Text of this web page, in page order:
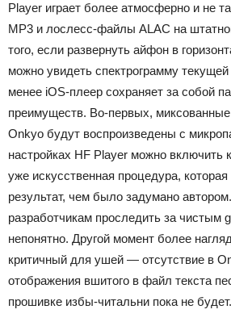
Player играет более атмосферно и не
МР3 и лослесс-файлы ALAC на
того, если развернуть айфон в
можно увидеть спектрограмму
менее iOS-плеер сохраняет за собой
преимуществ. Во-первых, миксованные
Onkyo будут воспроизведены с
настройках HF Player можно включить
уже искусственная процедура,
результат, чем было задумано
разработчикам проследить за чистым
непонятно. Другой момент более
критичный для ушей — отсутствие в
отображения вшитого в файл текста
прошивке избы-читальни пока не будет.